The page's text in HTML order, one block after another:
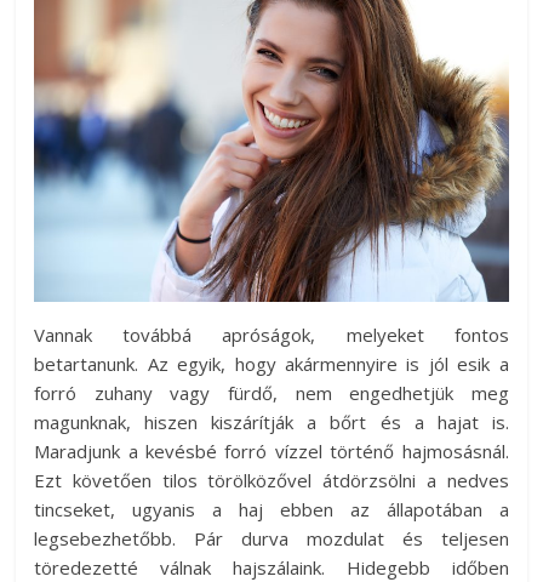
Vannak továbbá apróságok, melyeket fontos
betartanunk. Az egyik, hogy akármennyire is jól esik a
forró zuhany vagy fürdő, nem engedhetjük meg
magunknak, hiszen kiszárítják a bőrt és a hajat is.
Maradjunk a kevésbé forró vízzel történő hajmosásnál.
Ezt követően tilos törölközővel átdörzsölni a nedves
tincseket, ugyanis a haj ebben az állapotában a
legsebezhetőbb. Pár durva mozdulat és teljesen
töredezetté válnak hajszálaink. Hidegebb időben